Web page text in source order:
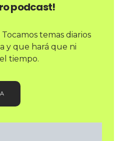
podcast!
Tocamos temas diarios
y que hará que ni
tiempo.